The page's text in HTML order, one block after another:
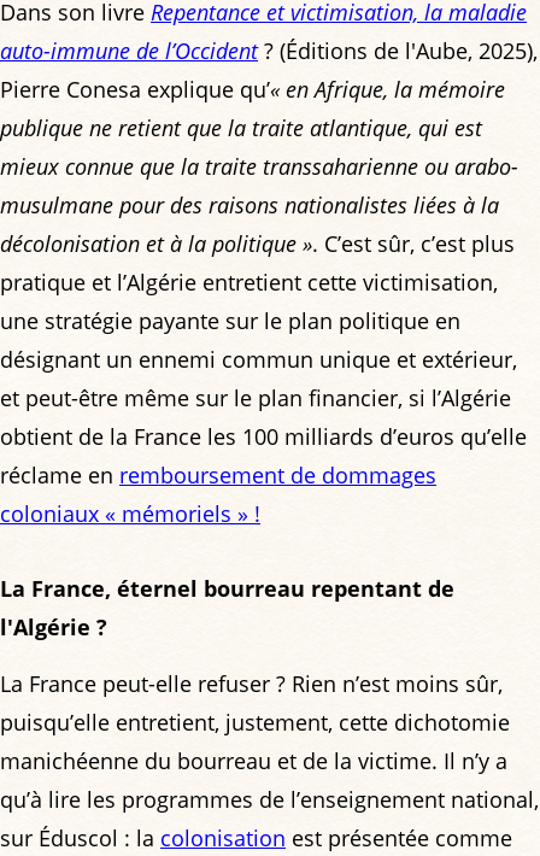
Dans son livre Repentance et victimisation, la maladie
auto-immune de l’Occident? (Éditions de l'Aube, 2025),
Pierre Conesa explique qu’« en Afrique, la mémoire
publique ne retient que la traite atlantique, qui est
mieux connue que la traite transsaharienne ou arabo-
musulmane pour des raisons nationalistes liées à la
décolonisation et à la politique ». C’est sûr, c’est plus
pratique et l’Algérie entretient cette victimisation,
une stratégie payante sur le plan politique en
désignant un ennemi commun unique et extérieur,
et peut-être même sur le plan financier, si l’Algérie
obtient de la France les 100 milliards d’euros qu’elle
réclame en remboursement de dommages
coloniaux « mémoriels » !
La France, éternel bourreau repentant de
l'Algérie ?
La France peut-elle refuser ? Rien n’est moins sûr,
puisqu’elle entretient, justement, cette dichotomie
manichéenne du bourreau et de la victime. Il n’y a
qu’à lire les programmes de l’enseignement national,
sur Éduscol : la colonisation est présentée comme